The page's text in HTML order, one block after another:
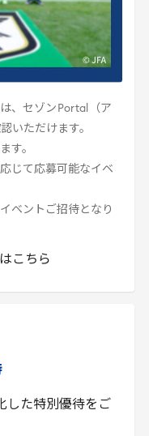
、セゾン Portal
（ア
いただけます。
す。
じて応募可能なイベ
ベントご招待となり
こちら
した特別優待をご